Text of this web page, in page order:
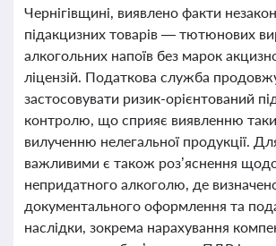
Чернігівщині, виявлено факти
підакцизних товарів — тютюнових
алкогольних напоїв без марок
ліцензій. Податкова служба
застосовувати ризик-орієнтований
контролю, що сприяє виявленню
вилученню нелегальної продукції.
важливими є також роз’яснення
непридатного алкоголю, де
документального оформлення та
наслідки, зокрема нарахування